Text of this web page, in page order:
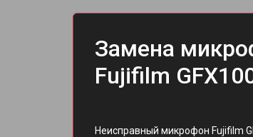
Замена
Fujifilm
Неисправный микрофон Fujifilm